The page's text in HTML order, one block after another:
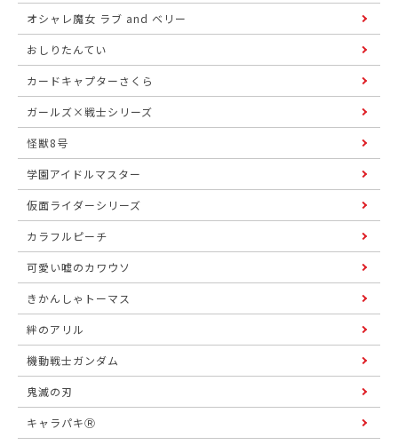
オシャレ魔女 ラブ and ベリー
おしりたんてい
カードキャプターさくら
ガールズ×戦士シリーズ
怪獣8号
学園アイドルマスター
仮面ライダーシリーズ
カラフルピーチ
可愛い嘘のカワウソ
きかんしゃトーマス
絆のアリル
機動戦士ガンダム
鬼滅の刃
キャラパキⓇ